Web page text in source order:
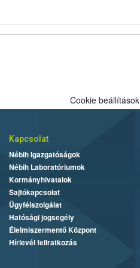
Cookie beállítások
Kapcsolat
Nébih Igazgatóságok
Nébih Laboratóriumok
Kormányhivatalok
Sajtókapcsolat
Ügyfélszolgálat
Hatósági jogsegély
Élelmiszermentő Központ
Hírlevél feliratkozás